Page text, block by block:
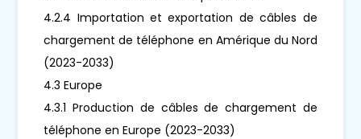
4.2.4 Importation et exportation de câbles de
chargement de téléphone en Amérique du Nord
(2023-2033)
4.3 Europe
4.3.1 Production de câbles de chargement de
téléphone en Europe (2023-2033)